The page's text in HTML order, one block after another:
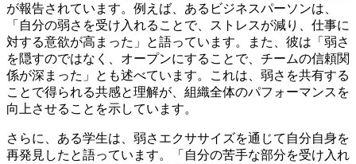
が報告されています。例えば、あるビジネスパーソンは、
「自分の弱さを受け入れることで、ストレスが減り、仕事に
対する意欲が高まった」と語っています。また、彼は「弱さ
を隠すのではなく、オープンにすることで、チームの信頼関
係が深まった」とも述べています。これは、弱さを共有する
ことで得られる共感と理解が、組織全体のパフォーマンスを
向上させることを示しています。
さらに、ある学生は、弱さエクササイズを通じて自分自身を
再発見したと語っています。「自分の苦手な部分を受け入れ